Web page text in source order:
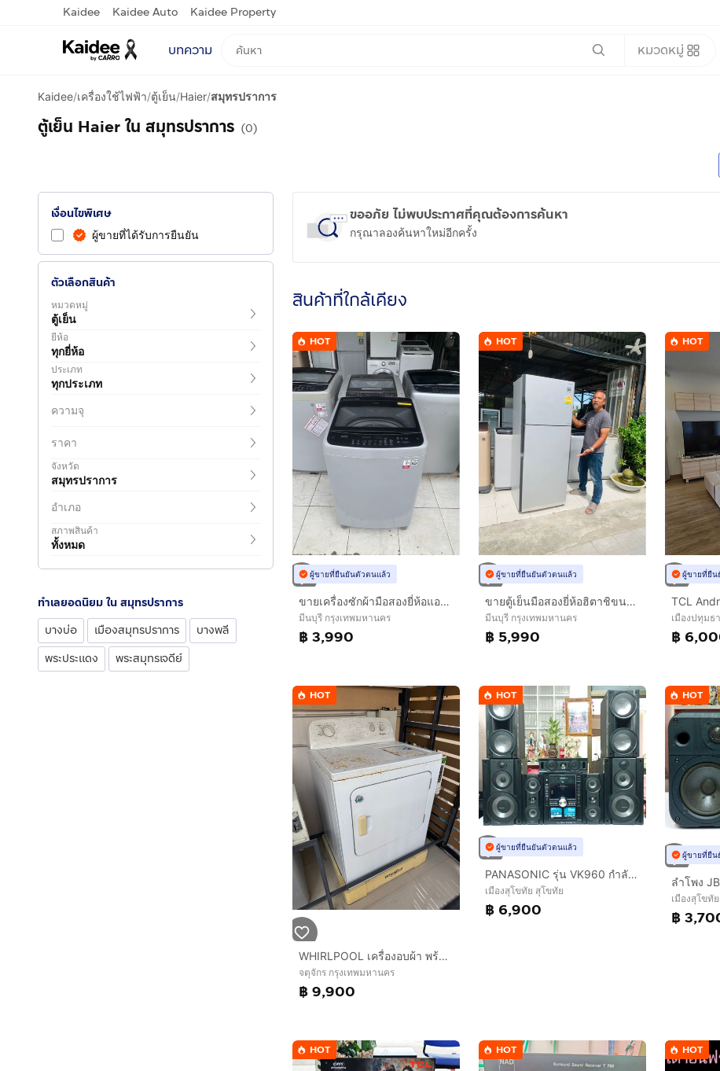
Kaidee Kaidee Auto Kaidee Property
บทความ หมวดหมู่
Kaidee/เครื่องใช้ไฟฟ้า/ตู้เย็น/Haier/สมุทรปราการ
ตู้เย็น Haier ใน สมุทรปราการ (0)
เงื่อนไขพิเศษ
ผู้ขายที่ได้รับการยืนยัน
ตัวเลือกสินค้า
หมวดหมู่
ตู้เย็น
ยี่ห้อ
ทุกยี่ห้อ
ประเภท
ทุกประเภท
ความจุ
ราคา
จังหวัด
สมุทรปราการ
อำเภอ
สภาพสินค้า
ทั้งหมด
ทำเลยอดนิยม ใน สมุทรปราการ
บางบ่อ
เมืองสมุทรปราการ
บางพลี
พระประแดง
พระสมุทรเจดีย์
ขออภัย ไม่พบประกาศที่คุณต้องการค้นหา
กรุณาลองค้นหาใหม่อีกครั้ง
สินค้าที่ใกล้เคียง
HOT
ผู้ขายที่ยืนยันตัวตนแล้ว
ขายเครื่องซักผ้ามือสองยี่ห้อแอลจีขนาด 13 กิโล 3990 บาท
มีนบุรี กรุงเทพมหานคร
฿ 3,990
HOT
ผู้ขายที่ยืนยันตัวตนแล้ว
ขายตู้เย็นมือสองยี่ห้อฮิตาชิขนาด 14.4 คิวอินวอเตอร์ 5990 บาทค่ะ
มีนบุรี กรุงเทพมหานคร
฿ 5,990
HOT
ผู้ขายที่ยืน
เมืองปทุม
฿
HOT
WHIRLPOOL เครื่องอบผ้า พร้อมกล่องหยอดเหรียญ รุ่น 3LWED4705FW ขนาด 10.5 กก.
จตุจักร กรุงเทพมหานคร
฿ 9,900
HOT
ผู้ขายที่ยืนยันตัวตนแล้ว
PANASONIC รุ่น VK960 กำลังขับ 10,000 วัตต์ pmbo ตู้ลำโพง 7 ตู้ รวมดอกลำโพงทั้งหมด 19 ดอก ใช้งาน CD USB FM พร้อมชุดบลูทูธ... รุ่นนี้รับประกันเสียงดีมาก ชุดละ 6900
เมืองสุโขทัย สุโขทัย
฿ 6,900
HOT
ผู้ขายที่ยืน
เมืองสุโขทั
฿
HOT HOT HOT